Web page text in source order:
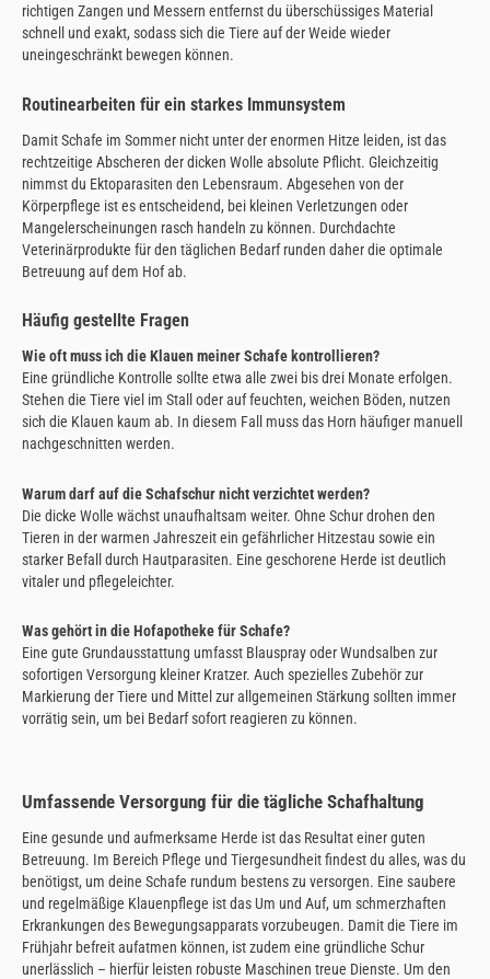
richtigen Zangen und Messern entfernst du überschüssiges Material
schnell und exakt, sodass sich die Tiere auf der Weide wieder
uneingeschränkt bewegen können.
Routinearbeiten für ein starkes Immunsystem
Damit Schafe im Sommer nicht unter der enormen Hitze leiden, ist das
rechtzeitige Abscheren der dicken Wolle absolute Pflicht. Gleichzeitig
nimmst du Ektoparasiten den Lebensraum. Abgesehen von der
Körperpflege ist es entscheidend, bei kleinen Verletzungen oder
Mangelerscheinungen rasch handeln zu können. Durchdachte
Veterinärprodukte für den täglichen Bedarf runden daher die optimale
Betreuung auf dem Hof ab.
Häufig gestellte Fragen
Wie oft muss ich die Klauen meiner Schafe kontrollieren?
Eine gründliche Kontrolle sollte etwa alle zwei bis drei Monate erfolgen.
Stehen die Tiere viel im Stall oder auf feuchten, weichen Böden, nutzen
sich die Klauen kaum ab. In diesem Fall muss das Horn häufiger manuell
nachgeschnitten werden.
Warum darf auf die Schafschur nicht verzichtet werden?
Die dicke Wolle wächst unaufhaltsam weiter. Ohne Schur drohen den
Tieren in der warmen Jahreszeit ein gefährlicher Hitzestau sowie ein
starker Befall durch Hautparasiten. Eine geschorene Herde ist deutlich
vitaler und pflegeleichter.
Was gehört in die Hofapotheke für Schafe?
Eine gute Grundausstattung umfasst Blauspray oder Wundsalben zur
sofortigen Versorgung kleiner Kratzer. Auch spezielles Zubehör zur
Markierung der Tiere und Mittel zur allgemeinen Stärkung sollten immer
vorrätig sein, um bei Bedarf sofort reagieren zu können.
Umfassende Versorgung für die tägliche Schafhaltung
Eine gesunde und aufmerksame Herde ist das Resultat einer guten
Betreuung. Im Bereich Pflege und Tiergesundheit findest du alles, was du
benötigst, um deine Schafe rundum bestens zu versorgen. Eine saubere
und regelmäßige Klauenpflege ist das Um und Auf, um schmerzhaften
Erkrankungen des Bewegungsapparats vorzubeugen. Damit die Tiere im
Frühjahr befreit aufatmen können, ist zudem eine gründliche Schur
unerlässlich – hierfür leisten robuste Maschinen treue Dienste. Um den